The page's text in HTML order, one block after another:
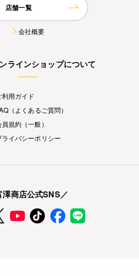
店舗一覧
会社概要
ラインショップについて
利用ガイド
（よくあるご質問）
員規約（一般）
ライバシーポリシー
澤商店公式SNS／